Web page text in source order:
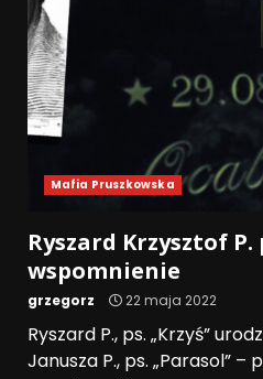
Mafia Pruszkowska
Ryszard Krzysztof P.
wspomnienie
grzegorz 22 maja 2022
Ryszard P., ps. „Krzyś”
Janusza P., ps. „Parasol” –